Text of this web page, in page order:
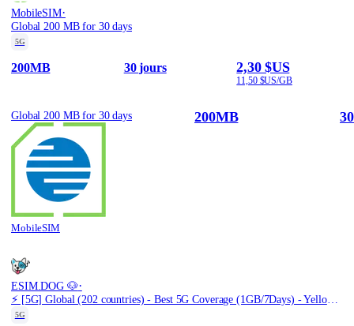
MobileSIM·
Global 200 MB for 30 days
5G
200MB 30 jours 2,30 $US
11,50 $US/GB
Global 200 MB for 30 days
MobileSIM
200MB
ESIM.DOG 🐶·
⚡️ [5G] Global (202 countries) - Best 5G Coverage (1GB/7Days) - Yellow route
5G